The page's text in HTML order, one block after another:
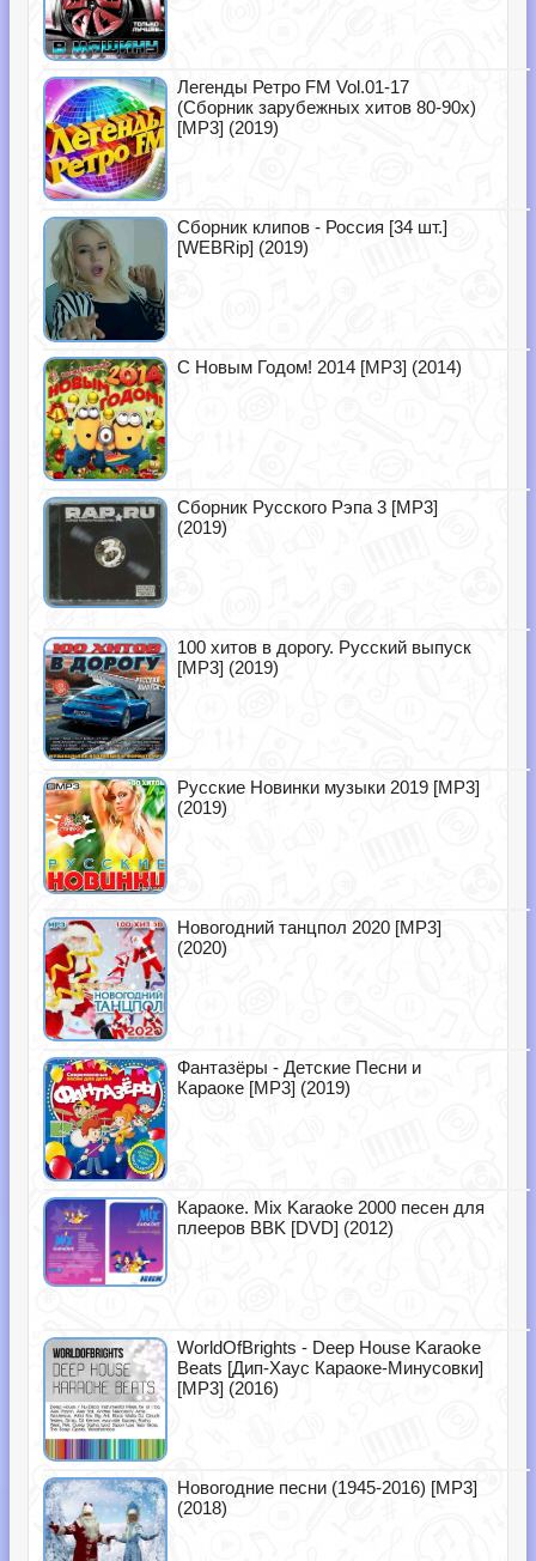
Легенды Ретро FM Vol.01-17
(Сборник зарубежных хитов 80-90х)
[MP3] (2019)
Сборник клипов - Россия [34 шт.]
[WEBRip] (2019)
С Новым Годом! 2014 [MP3] (2014)
Сборник Русского Рэпа 3 [MP3]
(2019)
100 хитов в дорогу. Русский выпуск
[MP3] (2019)
Русские Новинки музыки 2019 [MP3]
(2019)
Новогодний танцпол 2020 [MP3]
(2020)
Фантазёры - Детские Песни и
Караоке [MP3] (2019)
Караоке. Mix Karaoke 2000 песен для
плееров BBK [DVD] (2012)
WorldOfBrights - Deep House Karaoke
Beats [Дип-Хаус Караоке-Минусовки]
[MP3] (2016)
Новогодние песни (1945-2016) [MP3]
(2018)